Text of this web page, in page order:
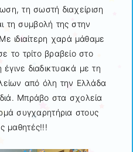
τη σωστή διαχείριση
τη συμβολή της στην
ιδιαίτερη χαρά μάθαμε
το τρίτο βραβείο στο
διαδικτυακά με τη
από όλη την Ελλάδα
Μπράβο στα σχολεία
συγχαρητήρια στους
μαθητές!!!